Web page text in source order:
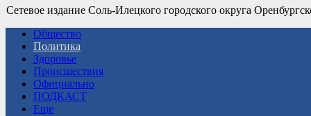
Сетевое издание Соль-Илецкого городского округа
Общество
Политика
Здоровье
Происшествия
Официально
ПОДКАСТ
Еще